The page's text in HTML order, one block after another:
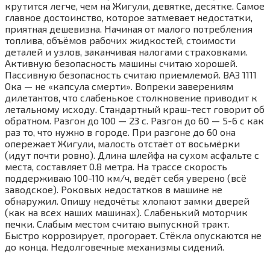
крутится легче, чем на Жигули, девятке, десятке. Самое
главное достоинство, которое затмевает недостатки,
приятная дешевизна. Начиная от малого потребления
топлива, объёмов рабочих жидкостей, стоимости
деталей и узлов, заканчивая налогами страховками.
Активную безопасность машины считаю хорошей.
Пассивную безопасность считаю приемлемой. ВАЗ 1111
Ока — не «капсула смерти». Вопреки заверениям
дилетантов, что слабенькое столкновение приводит к
летальному исходу. Cтандартный краш-тест говорит об
обратном. Разгон до 100 — 23 с. Разгон до 60 — 5-6 с как
раз то, что нужно в городе. При разгоне до 60 она
опережает Жигули, малость отстаёт от восьмёрки
(идут почти ровно). Длина шлейфа на сухом асфальте с
места, составляет 0.8 метра. На трассе скорость
поддерживаю 100-110 км/ч, ведёт себя уверено (всё
заводское). Роковых недостатков в машине не
обнаружил. Опишу недочёты: хлопают замки дверей
(как на всех наших машинах). Слабенький моторчик
печки. Слабым местом считаю выпускной тракт.
Быстро коррозирует, прогорает. Стёкла опускаются не
до конца. Недолговечные механизмы сидений.